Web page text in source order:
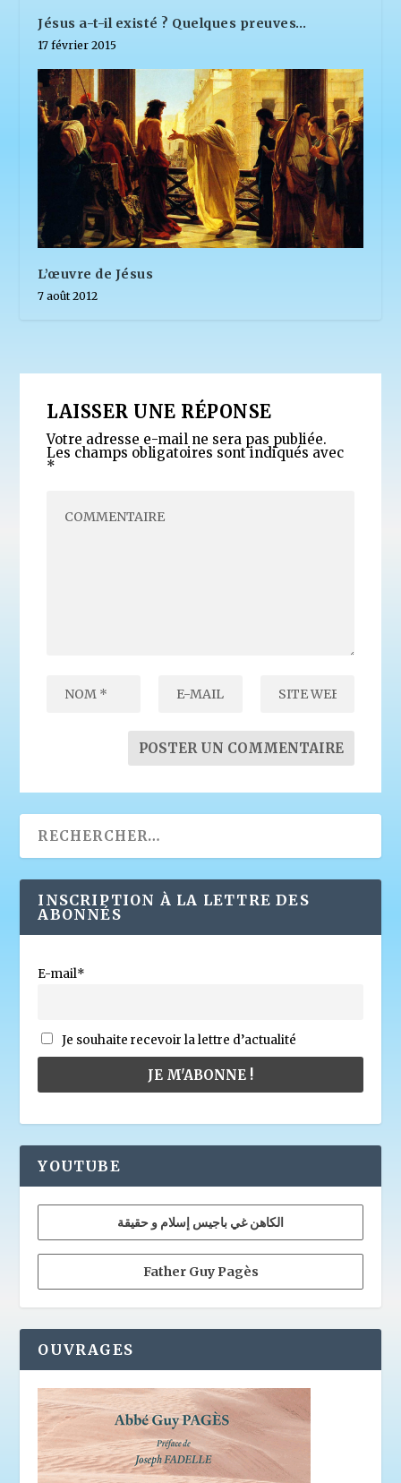
Jésus a-t-il existé ? Quelques preuves…
17 février 2015
L’œuvre de Jésus
7 août 2012
LAISSER UNE RÉPONSE
Votre adresse e-mail ne sera pas publiée.
Les champs obligatoires sont indiqués avec
*
INSCRIPTION À LA LETTRE DES
ABONNÉS
E-mail*
Je souhaite recevoir la lettre d’actualité
YOUTUBE
الكاهن غي باجيس إسلام و حقيقة
Father Guy Pagès
OUVRAGES